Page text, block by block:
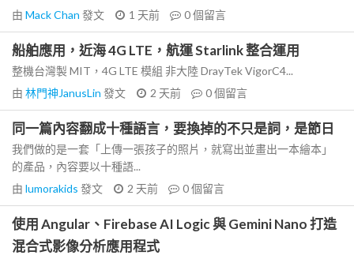
由 Mack Chan 發文 1 天前 0個留言
船舶應用，近海 4G LTE，航運 Starlink 整合運用
整機台灣製 MIT，4G LTE 模組 非大陸 DrayTek VigorC4...
由 林門神JanusLin 發文 2 天前 0個留言
同一篇內容翻成十種語言，要換掉的不只是詞，是節日
我們做的是一套「上傳一張孩子的照片，就寫出並畫出一本繪本」
的產品，內容要以十種語...
由 lumorakids 發文 2 天前 0個留言
使用 Angular、Firebase AI Logic 與 Gemini Nano 打造
混合式影像分析應用程式